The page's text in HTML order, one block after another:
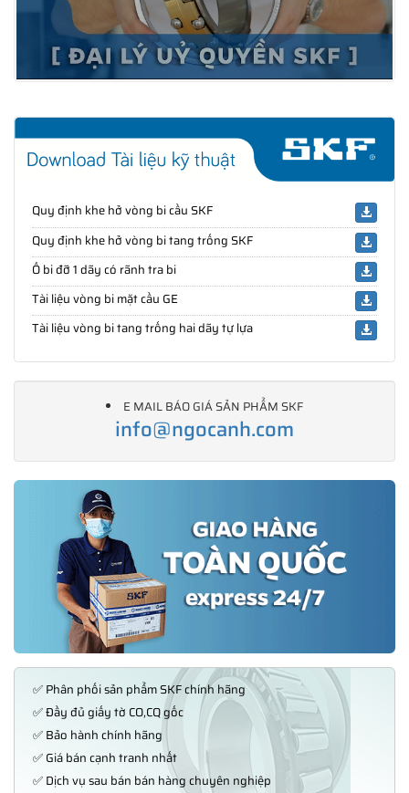
Quy định khe hở vòng bi cầu SKF
Quy định khe hở vòng bi tang trống SKF
Ổ bi đỡ 1 dãy có rãnh tra bi
Tài liệu vòng bi mặt cầu GE
Tài liệu vòng bi tang trống hai dãy tự lựa
E MAIL BÁO GIÁ SẢN PHẨM SKF
info@ngocanh.com
✅ Phân phối sản phẩm SKF chính hãng
✅ Đầy đủ giấy tờ CO,CQ gốc
✅ Bảo hành chính hãng
✅ Giá bán cạnh tranh nhất
✅ Dịch vụ sau bán bán hàng chuyên nghiệp